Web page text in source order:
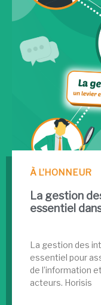
À L’HONNEUR
La gestion
essentiel
La gestion des
essentiel pour
de l’information
acteurs. Horisis